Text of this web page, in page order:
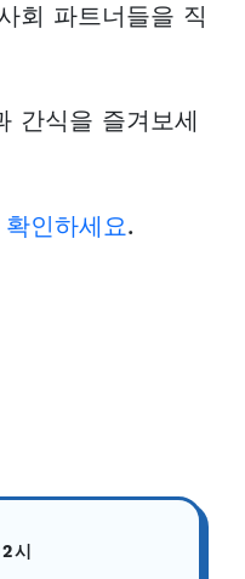
회 파트너들을 직
간식을 즐겨보세
인하세요.
시